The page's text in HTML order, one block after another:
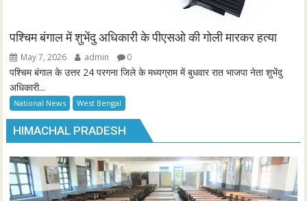
पश्चिम बंगाल में शुभेंदु अधिकारी के पीएसओ की गोली मारकर हत्या
May 7, 2026 admin 0
पश्चिम बंगाल के उत्तर 24 परगना जिले के मध्यग्राम में बुधवार रात भाजपा नेता शुभेंदु
अधिकारी...
National News West Bengal
HIMACHAL PRADESH